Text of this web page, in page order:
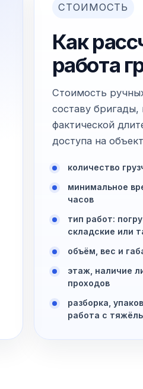
СТОИМОСТЬ
Как
работа
Стоимость
составу
фактической
доступа на
количество
минимальное
часов
тип работ:
складские или
объём, вес и
этаж, наличие
проходов
разборка,
работа с